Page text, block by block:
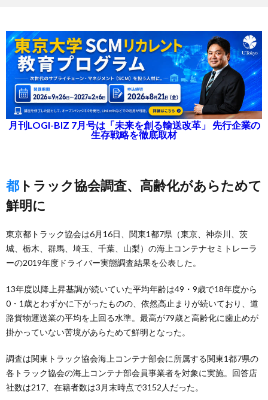
月刊LOGI-BIZ 7月号は「未来を創る輸送改革」 先行企業の
生存戦略を徹底取材
都トラック協会調査、高齢化があらためて
鮮明に
東京都トラック協会は6月16日、関東1都7県（東京、神奈川、茨
城、栃木、群馬、埼玉、千葉、山梨）の海上コンテナセミトレーラ
ーの2019年度ドライバー実態調査結果を公表した。
13年度以降上昇基調が続いていた平均年齢は49・9歳で18年度から
0・1歳とわずかに下がったものの、依然高止まりが続いており、道
路貨物運送業の平均を上回る水準。最高が79歳と高齢化に歯止めが
掛かっていない苦境があらためて鮮明となった。
調査は関東トラック協会海上コンテナ部会に所属する関東1都7県の
各トラック協会の海上コンテナ部会員事業者を対象に実施。回答店
社数は217、在籍者数は3月末時点で3152人だった。